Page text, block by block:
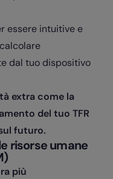
essere intuitive e
dal tuo dispositivo
extra come la
del tuo TFR
futuro.
risorse umane
più